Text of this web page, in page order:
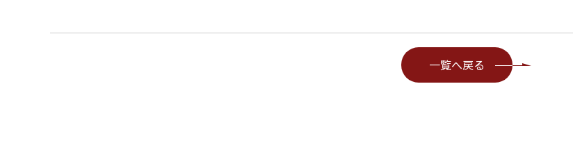
一覧へ戻る